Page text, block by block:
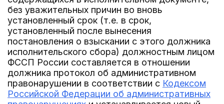
без уважительных причин во вновь
установленный срок (т.е. в срок,
установленный после вынесения
постановления о взыскании с этого должника
исполнительского сбора) должностным лицом
ФССП России составляется в отношении
должника протокол об административном
правонарушении в соответствии с Кодексом
Российской Федерации об административных